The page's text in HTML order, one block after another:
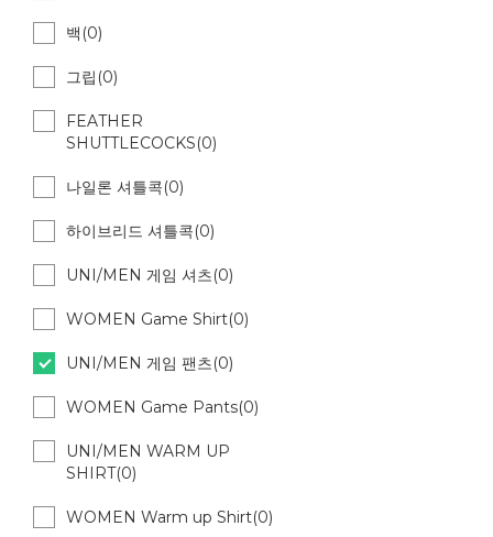
백(0)
그립(0)
FEATHER
SHUTTLECOCKS(0)
나일론 셔틀콕(0)
하이브리드 셔틀콕(0)
UNI/MEN 게임 셔츠(0)
WOMEN Game Shirt(0)
UNI/MEN 게임 팬츠(0)
WOMEN Game Pants(0)
UNI/MEN WARM UP
SHIRT(0)
WOMEN Warm up Shirt(0)